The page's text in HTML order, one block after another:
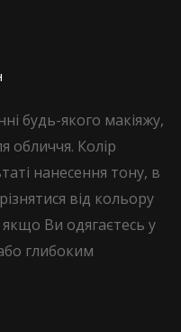
будь-якого макіяжу,
обличчя. Колір
нанесення тону, в
від кольору
Ви одягаєтесь у
глибоким